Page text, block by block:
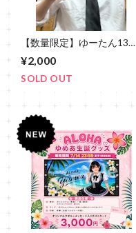
【数量限定】ゆーたん13周
¥2,000
SOLD OUT